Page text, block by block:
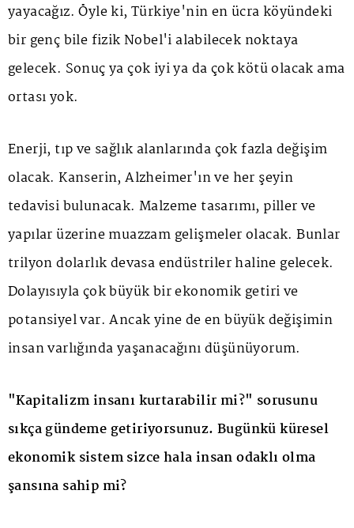
yayacağız. Öyle ki, Türkiye'nin en ücra köyündeki
bir genç bile fizik Nobel'i alabilecek noktaya
gelecek. Sonuç ya çok iyi ya da çok kötü olacak ama
ortası yok.
Enerji, tıp ve sağlık alanlarında çok fazla değişim
olacak. Kanserin, Alzheimer'ın ve her şeyin
tedavisi bulunacak. Malzeme tasarımı, piller ve
yapılar üzerine muazzam gelişmeler olacak. Bunlar
trilyon dolarlık devasa endüstriler haline gelecek.
Dolayısıyla çok büyük bir ekonomik getiri ve
potansiyel var. Ancak yine de en büyük değişimin
insan varlığında yaşanacağını düşünüyorum.
"Kapitalizm insanı kurtarabilir mi?" sorusunu
sıkça gündeme getiriyorsunuz. Bugünkü küresel
ekonomik sistem sizce hala insan odaklı olma
şansına sahip mi?